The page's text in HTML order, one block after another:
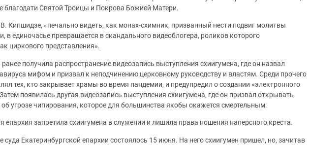
благодати Святой Троицы и Покрова Божией Матери.
Кипшидзе, «печально видеть, как монах-схимник, призванный нести подвиг молитвы
в единочасье превращается в скандального видеоблогера, роликов которого
циркового представления».
получила распространение видеозапись выступления схиигумена, где он назвал
мифом и призвал к неподчинению церковному руководству и властям. Среди прочего
тех, кто закрывает храмы во время пандемии, и предупредил о создании «электронного
появилась другая видеозапись выступления схиигумена, где он призвал открывать
угрозе чипирования, которое для большинства якобы окажется смертельным.
епархия запретила схиигумена в служении и лишила права ношения наперсного креста.
суда Екатеринбургской епархии состоялось 15 июня. На него схиигумен пришел, но, зачитав